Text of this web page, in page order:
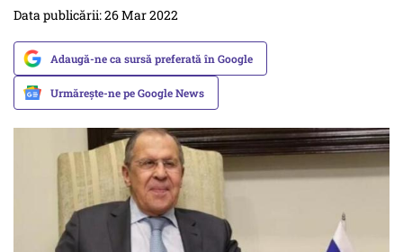
Data publicării: 26 Mar 2022
Adaugă-ne ca sursă preferată în Google
Urmărește-ne pe Google News